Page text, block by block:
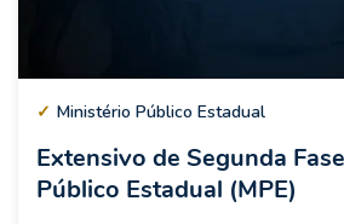
✓ Ministério Público Estadual
Extensivo de Segunda
Público Estadual (MPE)